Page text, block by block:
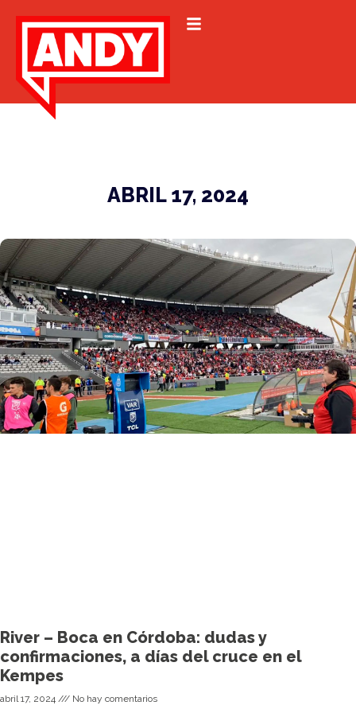
ABRIL 17, 2024
River – Boca en Córdoba: dudas y
confirmaciones, a días del cruce en el
Kempes
abril 17, 2024 No hay comentarios